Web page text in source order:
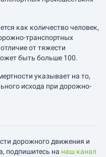
как количество человек,
транспортных
от тяжести
быть больше 100.
указывает на то,
исхода при дорожно-
дорожного движения и
подпишитесь на наш канал